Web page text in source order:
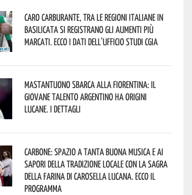
Caro carburante, tra le regioni italiane in
Basilicata si registrano gli aumenti più
marcati. Ecco i dati dell’Ufficio studi CGIA
Mastantuono sbarca alla Fiorentina: il
giovane talento argentino ha origini
lucane. I dettagli
Carbone: spazio a tanta buona musica e ai
sapori della tradizione locale con la Sagra
della Farina di Carosella Lucana. Ecco il
programma